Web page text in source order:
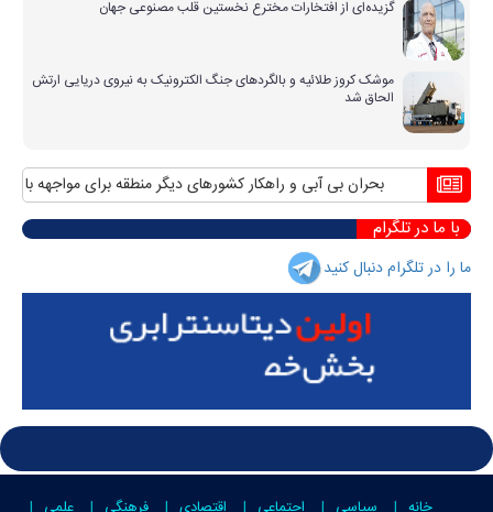
گزیده‌ای از افتخارات مخترع نخستین قلب مصنوعی جهان
موشک کروز طلائیه و بالگردهای جنگ الکترونیک به نیروی دریایی ارتش
الحاق شد
بحران بی آبی و راهکار کشورهای دیگر منطقه برای مواجهه با آن
با ما در تلگرام
ما را در تلگرام دنبال کنید